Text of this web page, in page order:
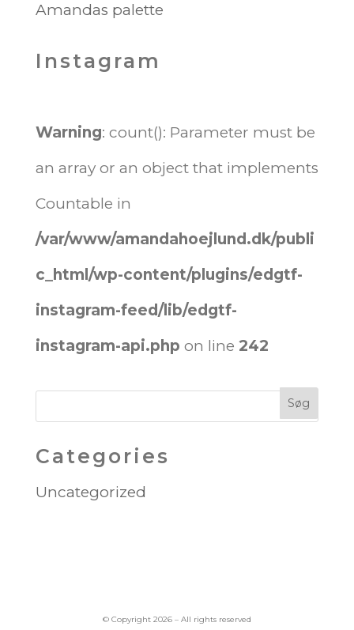
Amandas palette
Instagram
Warning: count(): Parameter must be
an array or an object that implements
Countable in
/var/www/amandahoejlund.dk/publi
c_html/wp-content/plugins/edgtf-
instagram-feed/lib/edgtf-
instagram-api.php on line 242
Categories
Uncategorized
© Copyright 2026 – All rights reserved